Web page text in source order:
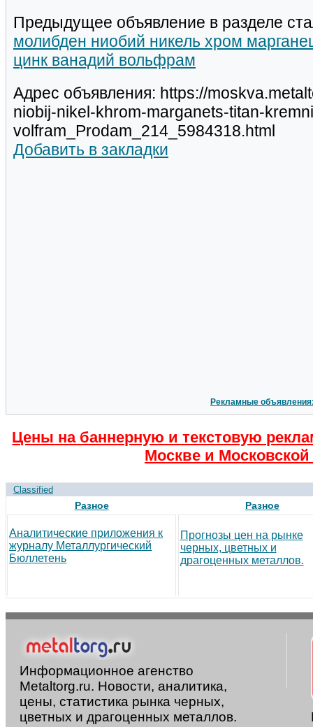
Предыдущее объявление в разделе
молибден ниобий никель хром
цинк ванадий вольфрам
Адрес объявления: https://
niobij-nikel-khrom-marganets-titan-
volfram_Prodam_214_5984318.html
Добавить в закладки
Рекламные
Цены на баннерную и текстовую
Москве и Московской
Classified
Разное
Аналитические приложения к
журналу Металлургический
Бюллетень
Разное
Прогнозы цен на рынке
черных, цветных и
драгоценных металлов.
Информационное агенство
Metaltorg.ru. Новости, аналитика,
цены, статистика рынка черных,
цветных и драгоценных металлов.